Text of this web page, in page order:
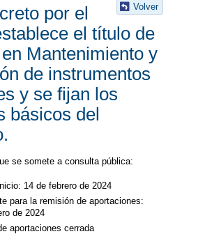
Volver
por el
el título de
Mantenimiento y
de instrumentos
y se fijan los
básicos del
se somete a consulta pública:
14 de febrero de 2024
para la remisión de aportaciones:
de 2024
aportaciones cerrada